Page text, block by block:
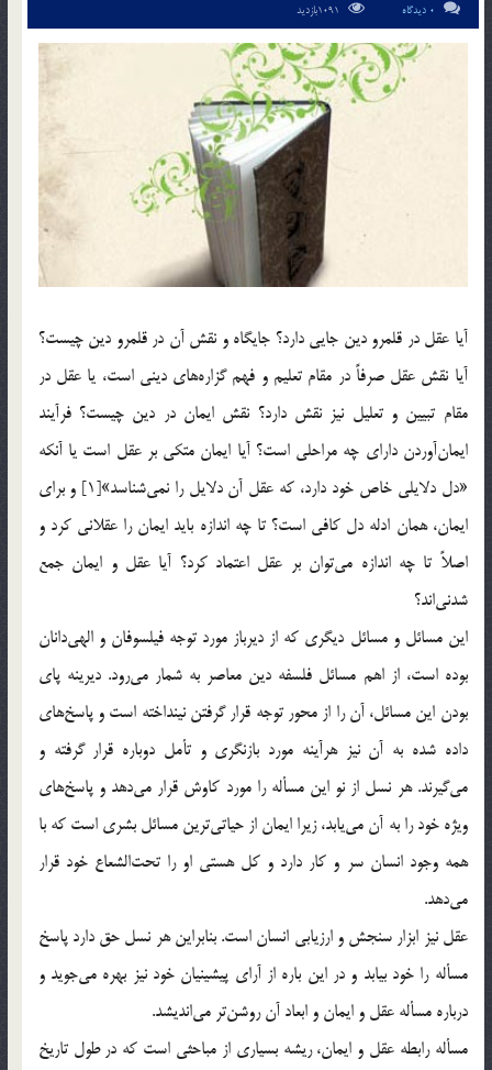
0 دیدگاه
آيا عقل در قلمرو دين جايي دارد؟ جايگاه و نقش آن در قلمرو دين چيست؟
آيا نقش عقل صرفاً در مقام تعليم و فهم گزاره‌هاي ديني است، يا عقل در
مقام تبيين و تعليل نيز نقش دارد؟ نقش ايمان در دين چيست؟ فرآيند
ايمان‌آوردن داراي چه مراحلي است؟ آيا ايمان متكي بر عقل است يا آنكه
«دل دلايلي خاص خود دارد، كه عقل آن دلايل را نمي‌شناسد»[1] و براي
ايمان،‌ همان ادله دل كافي است؟ تا چه اندازه بايد ايمان را عقلاني كرد و
اصلاً تا چه اندازه مي‌توان بر عقل اعتماد كرد؟ آيا عقل و ايمان جمع
شدني‌اند؟
اين مسائل و مسائل ديگري كه از ديرباز مورد توجه فيلسوفان و الهي‌دانان
بوده است، از اهم مسائل فلسفه دين معاصر به شمار مي‌رود. ديرينه پاي
بودن اين مسائل، آن را از محور توجه قرار گرفتن نينداخته است و پاسخ‌هاي
داده شده به آن نيز هرآينه مورد بازنگري و تأمل دوباره قرار گرفته و
مي‌گيرند. هر نسل از نو اين مسأله را مورد كاوش قرار مي‌دهد و پاسخ‌هاي
ويژه خود را به آن مي‌يابد، زيرا ايمان از حياتي‌ترين مسائل بشري است كه با
همه وجود انسان سر و كار دارد و كل هستي او را تحت‌الشعاع خود قرار
مي‌دهد.
عقل نيز ابزار سنجش و ارزيابي انسان است. بنابراين هر نسل حق دارد پاسخ
مسأله را خود بيابد و در اين باره از آراي پيشينيان خود نيز بهره مي‌جويد و
درباره مسأله عقل و ايمان و ابعاد آن روشن‌تر مي‌انديشد.
مسأله رابطه عقل و ايمان، ريشه بسياري از مباحثي است كه در طول تاريخ